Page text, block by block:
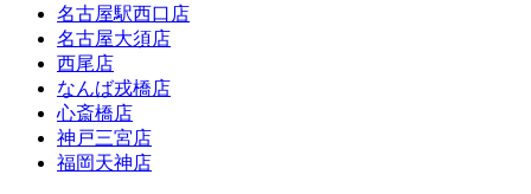
名古屋駅西口店
名古屋大須店
西尾店
なんば戎橋店
心斎橋店
神戸三宮店
福岡天神店